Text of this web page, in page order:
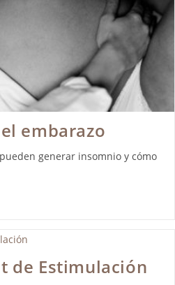
embarazo
generar insomnio y cómo
de Estimulación